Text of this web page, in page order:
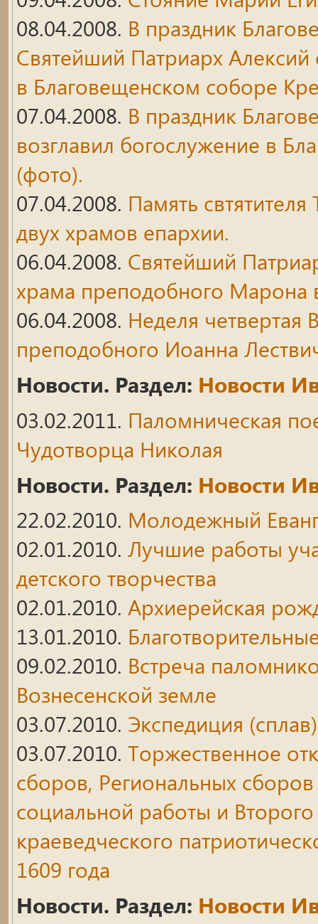
08.04.2008. В праздник
Святейший Патриарх
в Благовещенском соборе
07.04.2008. В праздник
возглавил богослужение в
(фото).
07.04.2008. Память
двух храмов епархии.
06.04.2008. Святейший
храма преподобного Марона
06.04.2008. Неделя четвертая
преподобного Иоанна
Новости. Раздел: Новости
03.02.2011. Паломническая
Чудотворца Николая
Новости. Раздел: Новости
22.02.2010. Молодежный
02.01.2010. Лучшие работы
детского творчества
02.01.2010. Архиерейская
13.01.2010.
09.02.2010. Встреча
Вознесенской земле
03.07.2010. Экспедиция
03.07.2010. Торжественное
сборов, Региональных
социальной работы и
краеведческого
1609 года
Новости. Раздел: Новости